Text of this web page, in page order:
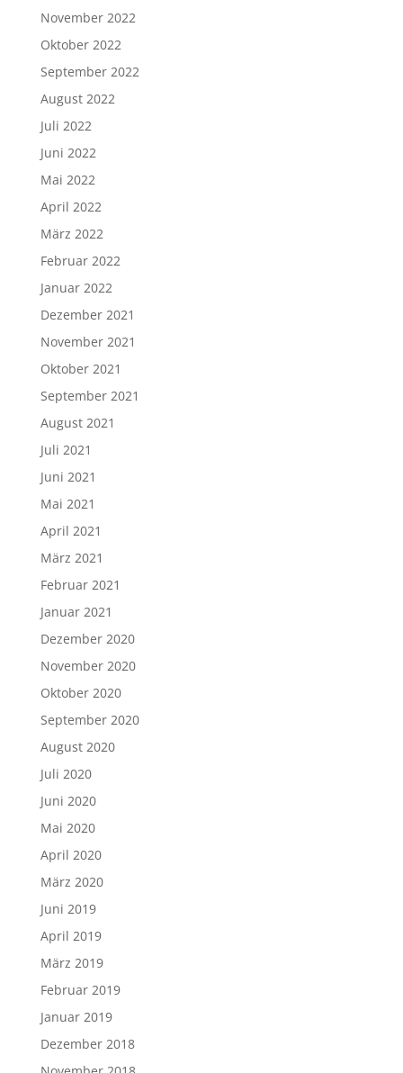
November 2022
Oktober 2022
September 2022
August 2022
Juli 2022
Juni 2022
Mai 2022
April 2022
März 2022
Februar 2022
Januar 2022
Dezember 2021
November 2021
Oktober 2021
September 2021
August 2021
Juli 2021
Juni 2021
Mai 2021
April 2021
März 2021
Februar 2021
Januar 2021
Dezember 2020
November 2020
Oktober 2020
September 2020
August 2020
Juli 2020
Juni 2020
Mai 2020
April 2020
März 2020
Juni 2019
April 2019
März 2019
Februar 2019
Januar 2019
Dezember 2018